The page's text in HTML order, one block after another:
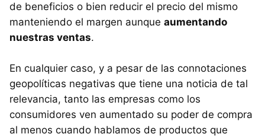
de beneficios o bien reducir el precio del mismo
manteniendo el margen aunque aumentando
nuestras ventas.
En cualquier caso, y a pesar de las connotaciones
geopolíticas negativas que tiene una noticia de tal
relevancia, tanto las empresas como los
consumidores ven aumentado su poder de compra
al menos cuando hablamos de productos que